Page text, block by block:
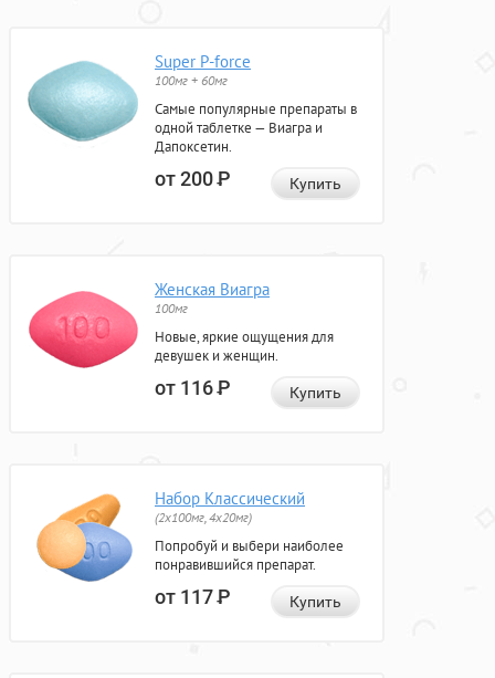
Super P-force
100мг + 60мг
Самые популярные препараты в
одной таблетке — Виагра и
Дапоксетин.
от 200Р Купить
Женская Виагра
100мг
Новые, яркие ощущения для
девушек и женщин.
от 116Р Купить
Набор Классический
(2x100мг, 4x20мг)
Попробуй и выбери наиболее
понравившийся препарат.
от 117Р Купить